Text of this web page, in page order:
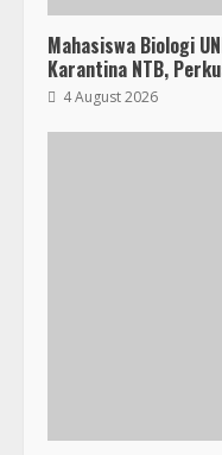
Mahasiswa Biologi
Karantina NTB,
4 August 2026